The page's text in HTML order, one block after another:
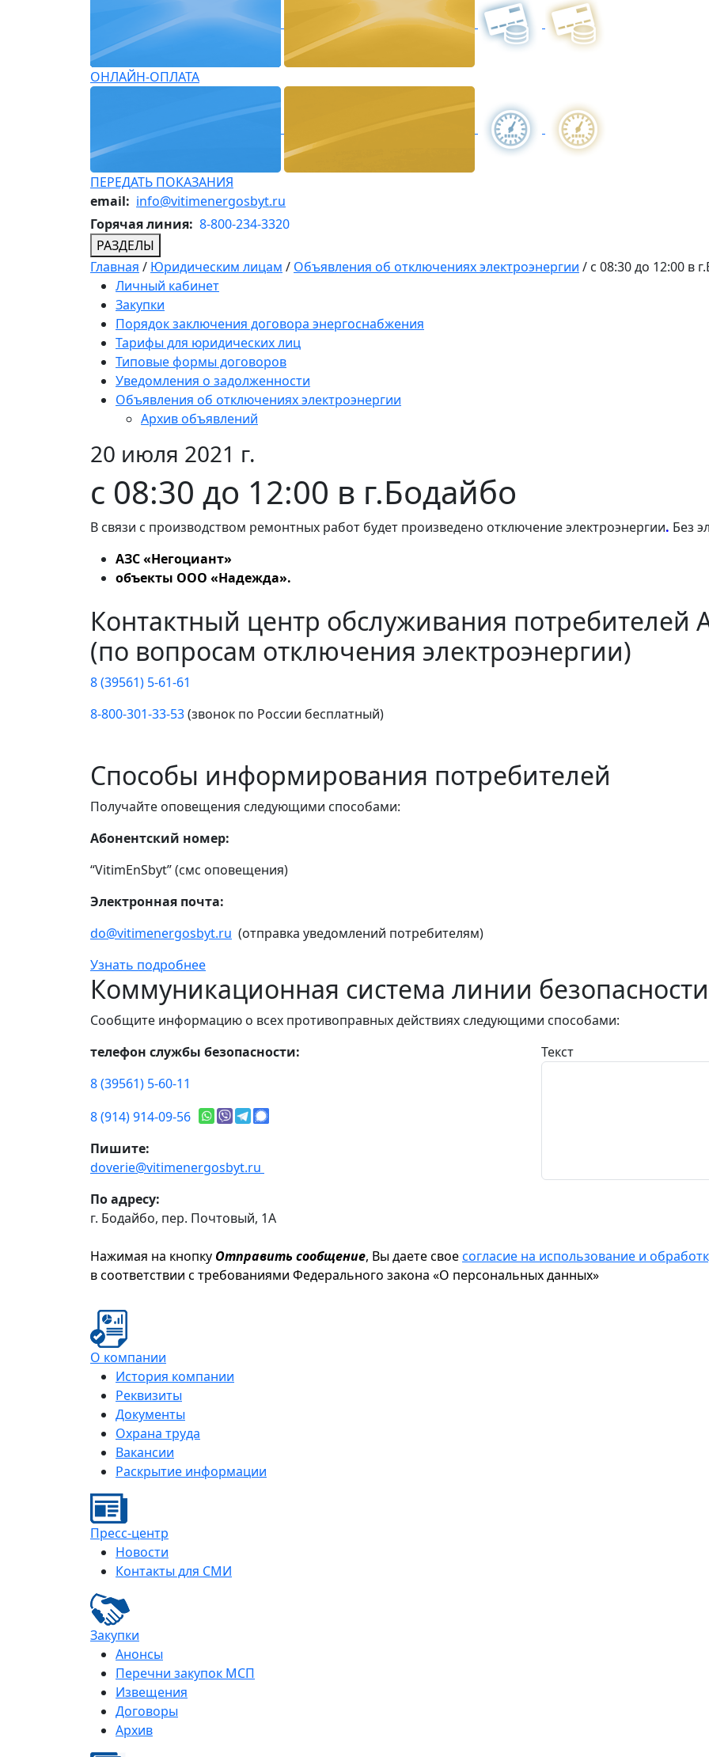
ОНЛАЙН-ОПЛАТА
ПЕРЕДАТЬ ПОКАЗАНИЯ
email: info@vitimenergosbyt.ru
Горячая линия: 8-800-234-3320
РАЗДЕЛЫ
Главная / Юридическим лицам / Объявления об отключениях электроэнергии / с 08:30 до 12:00 в
Личный кабинет
Закупки
Порядок заключения договора энергоснабжения
Тарифы для юридических лиц
Типовые формы договоров
Уведомления о задолженности
Объявления об отключениях электроэнергии
Архив объявлений
20 июля 2021 г.
с 08:30 до 12:00 в г.Бодайбо
В связи с производством ремонтных работ будет произведено отключение электроэнергии. Без
АЗС «Негоциант»
объекты ООО «Надежда».
Контактный центр обслуживания потребителей
(по вопросам отключения электроэнергии)
8 (39561) 5-61-61
8-800-301-33-53(звонок по России бесплатный)
Способы информирования потребителей
Получайте оповещения следующими способами:
Абонентский номер:
“VitimEnSbyt” (смс оповещения)
Электронная почта:
do@vitimenergosbyt.ru (отправка уведомлений потребителям)
Узнать подробнее
Коммуникационная система линии безопасности
Сообщите информацию о всех противоправных действиях следующими способами:
телефон службы безопасности:
8 (39561) 5-60-11
8 (914) 914-09-56
Пишите:
doverie@vitimenergosbyt.ru
По адресу:
г. Бодайбо, пер. Почтовый, 1А
Текст
Нажимая на кнопку Отправить сообщение, Вы даете своесогласие на использование и
в соответствии с требованиями Федерального закона «О персональных данных»
О компании
История компании
Реквизиты
Документы
Охрана труда
Вакансии
Раскрытие информации
Пресс-центр
Новости
Контакты для СМИ
Закупки
Анонсы
Перечни закупок МСП
Извещения
Договоры
Архив